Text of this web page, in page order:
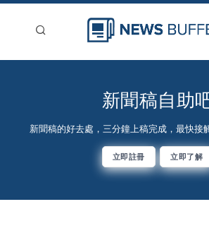
回到首頁
登入
新聞稿自助
新聞稿的好去處，三分鐘上稿完成，最快接
立即註冊 立即了解